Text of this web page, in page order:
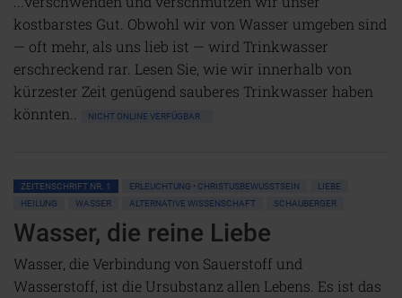
kostbarstes Gut. Obwohl wir von Wasser umgeben sind
— oft mehr, als uns lieb ist — wird Trinkwasser
erschreckend rar. Lesen Sie, wie wir innerhalb von
kürzester Zeit genügend sauberes Trinkwasser haben
könnten..
NICHT ONLINE VERFÜGBAR
ZEITENSCHRIFT NR. 1 ERLEUCHTUNG • CHRISTUSBEWUSSTSEIN
LIEBE
HEILUNG
WASSER ALTERNATIVE WISSENSCHAFT SCHAUBERGER
Wasser, die reine Liebe
Wasser, die Verbindung von Sauerstoff und
Wasserstoff, ist die Ursubstanz allen Lebens. Es ist das